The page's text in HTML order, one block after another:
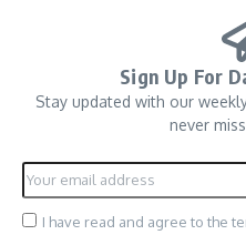
Sign Up For
Stay updated with our
never
I have read and agree to the